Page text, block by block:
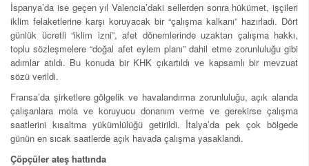
İspanya’da ise geçen yıl Valencia’daki sellerden sonra hükümet, işçileri
iklim felaketlerine karşı koruyacak bir “çalışma kalkanı” hazırladı. Dört
günlük ücretli “iklim izni”, afet dönemlerinde uzaktan çalışma hakkı,
toplu sözleşmelere “doğal afet eylem planı” dahil etme zorunluluğu gibi
adımlar atıldı. Bu konuda bir KHK çıkartıldı ve kapsamlı bir mevzuat
sözü verildi.
Fransa’da şirketlere gölgelik ve havalandırma zorunluluğu, açık alanda
çalışanlara mola ve koruyucu donanım verme ve gerekirse çalışma
saatlerini kısaltma yükümlülüğü getirildi. İtalya’da pek çok bölgede
günün en sıcak saatlerde açık havada çalışma yasaklandı.
Çöpçüler ateş hattında